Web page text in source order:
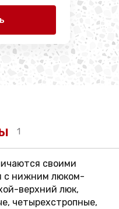
1
своими
с нижним люком-
верхний люк,
четырехстропные,